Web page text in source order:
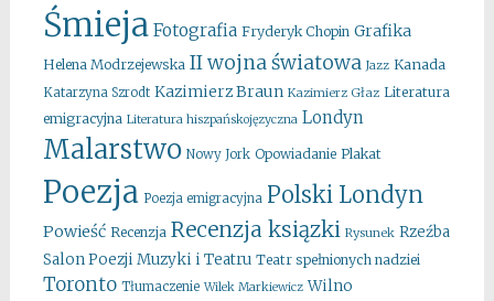
Śmieja Fotografia Fryderyk Chopin Grafika
Helena Modrzejewska II wojna światowa Jazz Kanada
Katarzyna Szrodt Kazimierz Braun Kazimierz Głaz Literatura
emigracyjna Literatura hiszpańskojęzyczna Londyn
Malarstwo Nowy Jork Opowiadanie Plakat
Poezja Poezja emigracyjna Polski Londyn
Powieść Recenzja Recenzja ksiązki Rysunek Rzeźba
Salon Poezji Muzyki i Teatru Teatr spełnionych nadziei
Toronto Tłumaczenie Wilek Markiewicz Wilno